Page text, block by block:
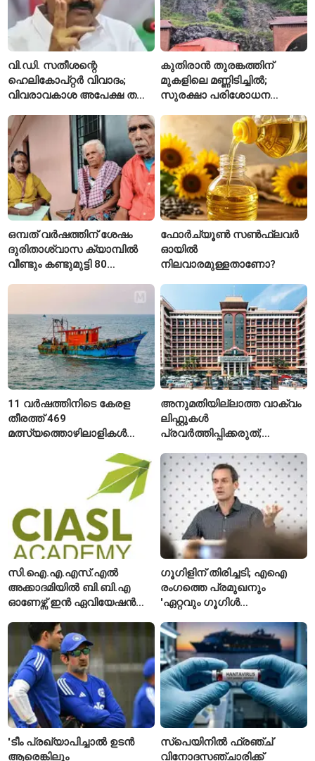
വി.ഡി. സതീശന്റെ
ഹെലികോപ്റ്റർ വിവാദം;
വിവരാവകാശ അപേക്ഷ തള്ളി
കുതിരാൻ തുരങ്കത്തിന്
മുകളിലെ മണ്ണിടിച്ചിൽ;
സുരക്ഷാ പരിശോധന
ഒമ്പത് വർഷത്തിന് ശേഷം
ദുരിതാശ്വാസ ക്യാമ്പിൽ
വീണ്ടും കണ്ടുമുട്ടി 80
ഫോർച്യൂൺ സൺഫ്ലവർ
ഓയിൽ
നിലവാരമുള്ളതാണോ?
11 വർഷത്തിനിടെ കേരള
തീരത്ത് 469
മത്സ്യത്തൊഴിലാളികൾ
കാണാതായി, 47,773 പേരെ
അനുമതിയില്ലാത്ത വാക്വം
ലിഫ്റ്റുകൾ
പ്രവർത്തിപ്പിക്കരുത്;
അനുമതിയില്ലാത്ത
ലിഫ്റ്റുകൾക്ക്
ഹൈക്കോടതിയുടെ വിലക്ക്
സി.ഐ.എ.എസ്.എൽ
അക്കാദമിയിൽ ബി.ബി.എ
ഓണേഴ്സ് ഇൻ ഏവിയേഷൻ
ഈമാസം 12 വരെ
ഗൂഗിളിന് തിരിച്ചടി; എഐ
രംഗത്തെ പ്രമുഖനും
'ഏറ്റവും ഗൂഗിൾ
വിശേഷിപ്പിക്കപ്പെട്ട
ഗവേഷകൻ രാജിവെച്ചു
'ടീം പ്രഖ്യാപിച്ചാൽ ഉടൻ
ആരെങ്കിലും
സ്പെയിനിൽ ഫ്രഞ്ച്
വിനോദസഞ്ചാരിക്ക്